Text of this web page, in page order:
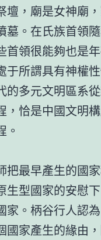
壇，廟是女神廟
墓。在氏族首領
首領很能夠也是
于所謂具有神權
的多元文明區系
，恰是中國文明
。
把最早產生的國
生型國家的安慰
家。柄谷行人認
國家產生的緣由